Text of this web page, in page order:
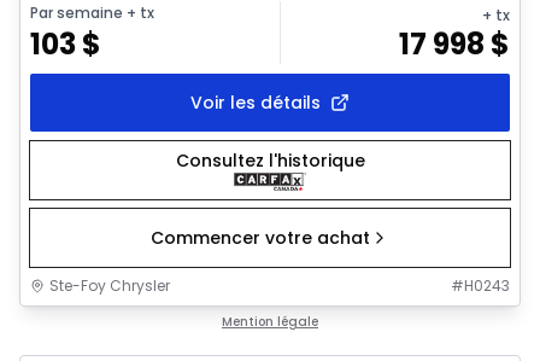
Par semaine + tx
103$
+ tx
17 998 $
Voir les détails
Consultez l'historique
Commencer votre achat
Ste-Foy Chrysler #H0243
Mention légale